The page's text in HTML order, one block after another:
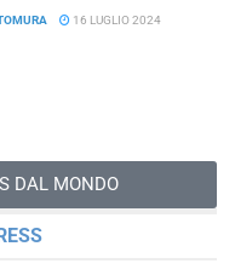
16 LUGLIO 2024
DAL MONDO